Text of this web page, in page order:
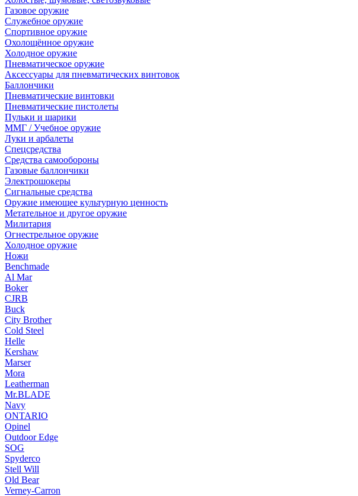
Газовое оружие
Служебное оружие
Спортивное оружие
Охолощённое оружие
Холодное оружие
Пневматическое оружие
Аксессуары для пневматических винтовок
Баллончики
Пневматические винтовки
Пневматические пистолеты
Пульки и шарики
ММГ / Учебное оружие
Луки и арбалеты
Спецсредства
Средства самообороны
Газовые баллончики
Электрошокеры
Сигнальные средства
Оружие имеющее культурную ценность
Метательное и другое оружие
Милитария
Огнестрельное оружие
Холодное оружие
Ножи
Benchmade
Al Mar
Boker
CJRB
Buck
City Brother
Cold Steel
Helle
Kershaw
Marser
Mora
Leatherman
Mr.BLADE
Navy
ONTARIO
Opinel
Outdoor Edge
SOG
Spyderco
Stell Will
Old Bear
Verney-Carron